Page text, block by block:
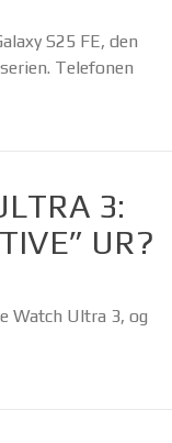
S25 FE, den
Telefonen
3:
UR?
Watch Ultra 3, og